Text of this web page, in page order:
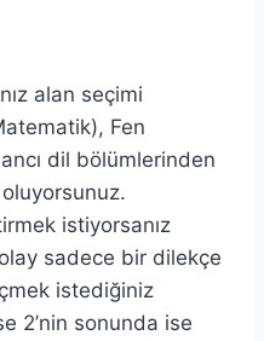
alan seçimi
Fen
dil bölümlerinden
istiyorsanız
sadece bir dilekçe
istediğiniz
2’nin sonunda ise